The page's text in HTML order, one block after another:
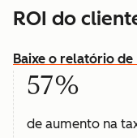
ROI do
Baixe o relatório de
57%
de aumento na